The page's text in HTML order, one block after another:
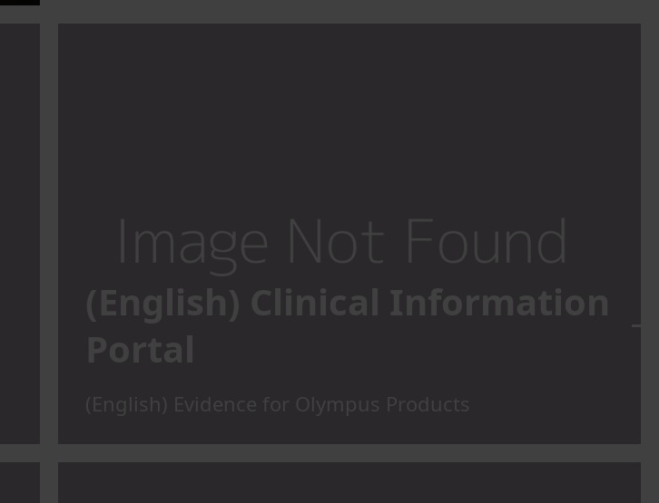
(English) Clinical Information
Portal
(English) Evidence for Olympus Products